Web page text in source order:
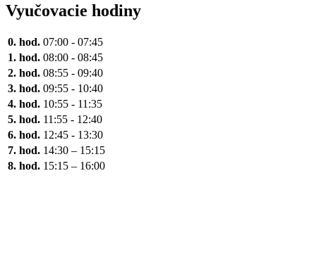
Vyučovacie hodiny
0. hod. 07:00 - 07:45
1. hod. 08:00 - 08:45
2. hod. 08:55 - 09:40
3. hod. 09:55 - 10:40
4. hod. 10:55 - 11:35
5. hod. 11:55 - 12:40
6. hod. 12:45 - 13:30
7. hod. 14:30 – 15:15
8. hod. 15:15 – 16:00